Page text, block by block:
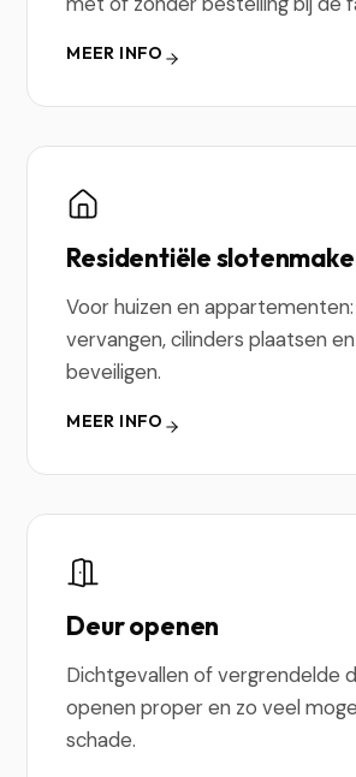
MEER INFO
Residentiële
Voor huizen en
vervangen, cilinders plaatsen
beveiligen.
MEER INFO
Deur openen
Dichtgevallen of vergrendelde
openen proper en zo veel
schade.